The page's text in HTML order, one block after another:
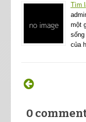
Tìm
một
của
0